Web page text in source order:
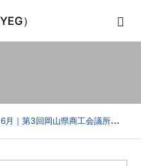
6月｜第3回岡山県商工会議所青年部連合会第3回会員大会